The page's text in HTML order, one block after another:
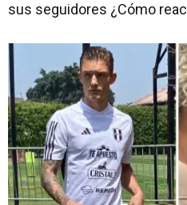
sus seguidores ¿Cómo